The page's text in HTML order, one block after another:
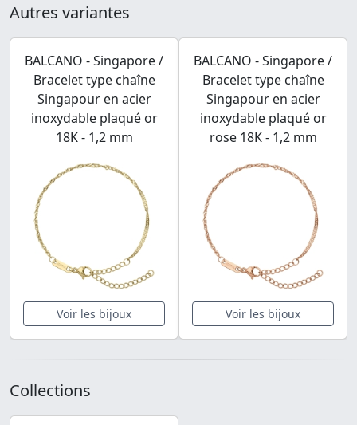
Autres variantes
BALCANO - Singapore /
Bracelet type chaîne
Singapour en acier
inoxydable plaqué or
18K - 1,2 mm
Voir les bijoux
BALCANO - Singapore /
Bracelet type chaîne
Singapour en acier
inoxydable plaqué or
rose 18K - 1,2 mm
Voir les bijoux
Collections